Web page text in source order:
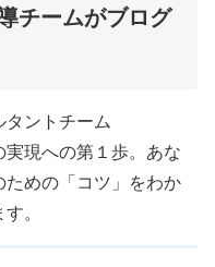
チームがブログ
ントチーム
実現への第１歩。あな
ための「コツ」をわか
。